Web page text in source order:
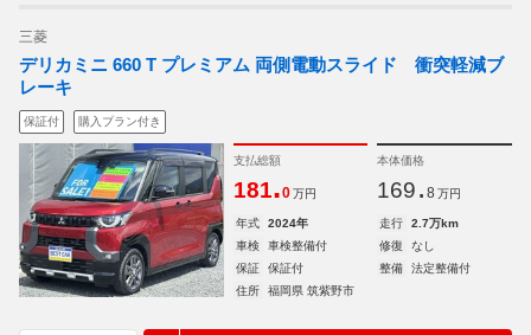
三菱
デリカミニ 660 T プレミアム 両側電動スライド 衝突軽減ブ
レーキ
保証付 購入プラン付き
支払総額
181.0 万円
本体価格
169. 8 万円
年式 2024年 走行
2.7万km
車検
車検整備付 修復
なし
保証
保証付 整備
法定整備付
住所
福岡県 筑紫野市